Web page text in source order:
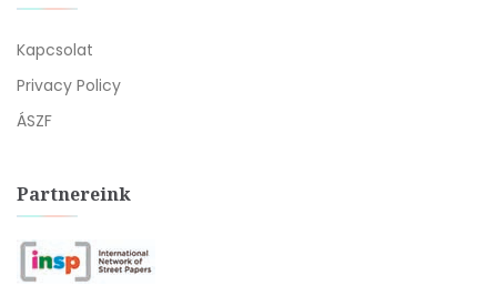
Kapcsolat
Privacy Policy
ÁSZF
Partnereink